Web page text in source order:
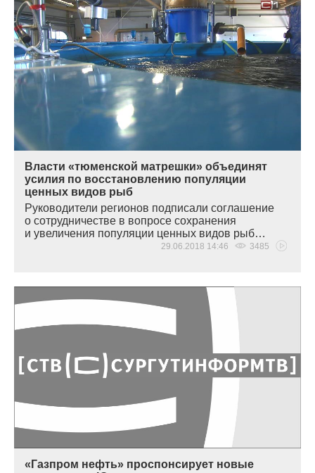
Власти «тюменской матрешки» объединят
усилия по восстановлению популяции
ценных видов рыб
Руководители регионов подписали соглашение
о сотрудничестве в вопросе сохранения
и увеличения популяции ценных видов рыб…
29.06.2018 14:46 3485
«Газпром нефть» проспонсирует новые